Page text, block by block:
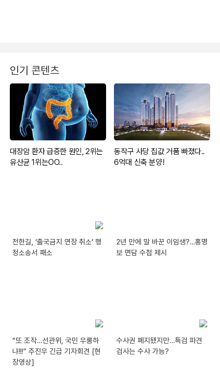
인기 콘텐츠
전한길, ‘출국금지 연장 취소’ 행
정소송서 패소
2년 만에 말 바꾼 이임생?…홍명
보 면담 수첩 제시
“또 조작…선관위, 국민 우롱하
냐!!!” 주진우 긴급 기자회견 [현
장영상]
수사권 폐지됐지만…특검 파견
검사는 수사 가능?